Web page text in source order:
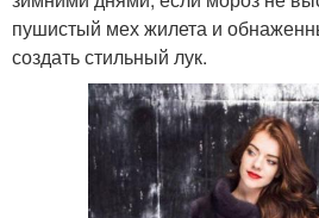
пушистый мех жилета и
создать стильный лук.